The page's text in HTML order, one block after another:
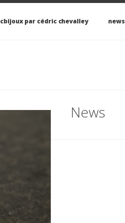
cbijoux par cédric chevalley news
News